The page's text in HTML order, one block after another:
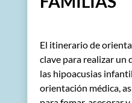
El itinerario de
clave para realizar un
las hipoacusias
orientación médica,